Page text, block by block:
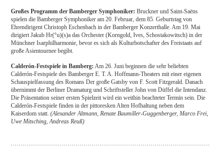
Großes Programm der Bamberger Symphoniker: Bruckner und Saint-Saëns
spielen die Bamberger Symphoniker am 20. Februar, dem 85. Geburtstag von
Ehrendirigent Christoph Eschenbach in der Bamberger Konzerthalle. Am 19. Mai
dirigiert Jakub Hr(°u)(s)a das Orchester (Korngold, Ives, Schostakowitsch) in der
Münchner Isarphilharmonie, bevor es sich als Kulturbotschafter des Freistaats auf
große Asientournee begibt.
Calderón-Festspiele in Bamberg: Am 26. Juni beginnen die sehr beliebten
Calderón-Festspiele des Bamberger E. T. A. Hoffmann-Theaters mit einer eigenen
Schauspielfassung des Romans Der große Gatsby von F. Scott Fitzgerald. Danach
übernimmt der Berliner Dramaturg und Schriftsteller John von Düffel die Intendanz.
Die Präsentation seiner ersten Spielzeit wird ein weithin beachteter Termin sein. Die
Calderón-Festspiele finden in der pittoresken Alten Hofhaltung neben dem
Kaiserdom statt.(Alexander Altmann, Renate Baumiller-Guggenberger, Marco Frei,
Uwe Mitsching, Andreas Reuß)